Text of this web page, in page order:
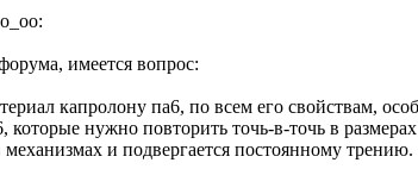
имеется вопрос:
капролону па6, по всем его свойствам,
которые нужно повторить точь-в-точь в
и подвергается постоянному трению.